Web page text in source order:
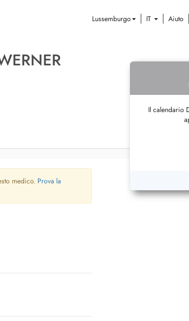
Lussemburgo IT Aiuto
Il calendario
medico. Prova la